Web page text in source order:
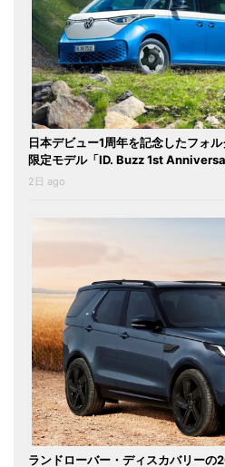
日本デビュー1周年を記念したフォ
限定モデル「ID. Buzz 1st
2日 ago
ランドローバー・ディスカバリーの